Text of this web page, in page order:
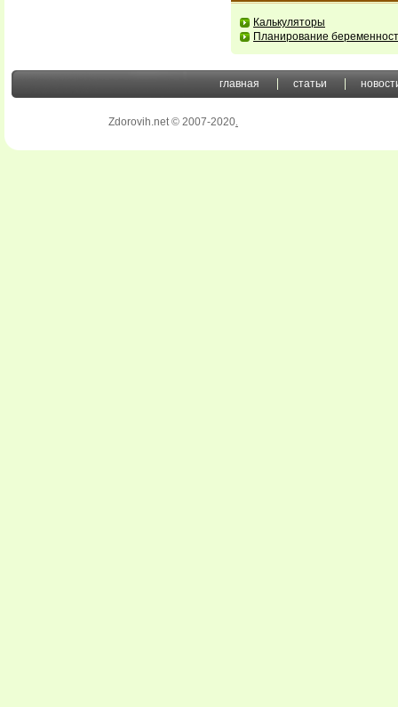
Калькуляторы
Планирование
главная статьи
Zdorovih.net © 2007-2020